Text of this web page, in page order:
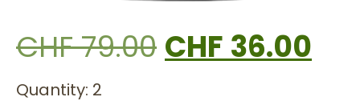
CHF79.00CHF36.00
Quantity: 2